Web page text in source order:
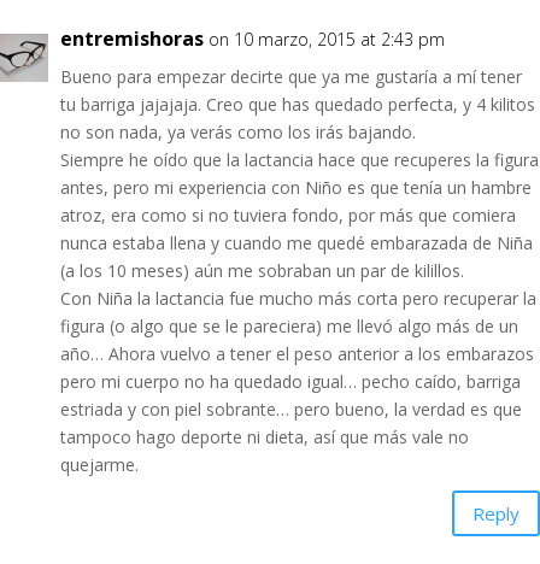
entremishoras on 10 marzo, 2015 at 2:43 pm
Bueno para empezar decirte que ya me gustaría a mí tener
tu barriga jajajaja. Creo que has quedado perfecta, y 4 kilitos
no son nada, ya verás como los irás bajando.
Siempre he oído que la lactancia hace que recuperes la figura
antes, pero mi experiencia con Niño es que tenía un hambre
atroz, era como si no tuviera fondo, por más que comiera
nunca estaba llena y cuando me quedé embarazada de Niña
(a los 10 meses) aún me sobraban un par de kilillos.
Con Niña la lactancia fue mucho más corta pero recuperar la
figura (o algo que se le pareciera) me llevó algo más de un
año… Ahora vuelvo a tener el peso anterior a los embarazos
pero mi cuerpo no ha quedado igual… pecho caído, barriga
estriada y con piel sobrante… pero bueno, la verdad es que
tampoco hago deporte ni dieta, así que más vale no
quejarme.
Reply